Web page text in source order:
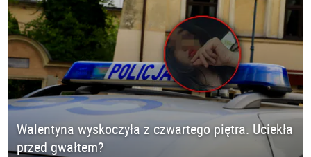
Walentyna wyskoczyła z czwartego piętra. Uciekła
przed gwałtem?